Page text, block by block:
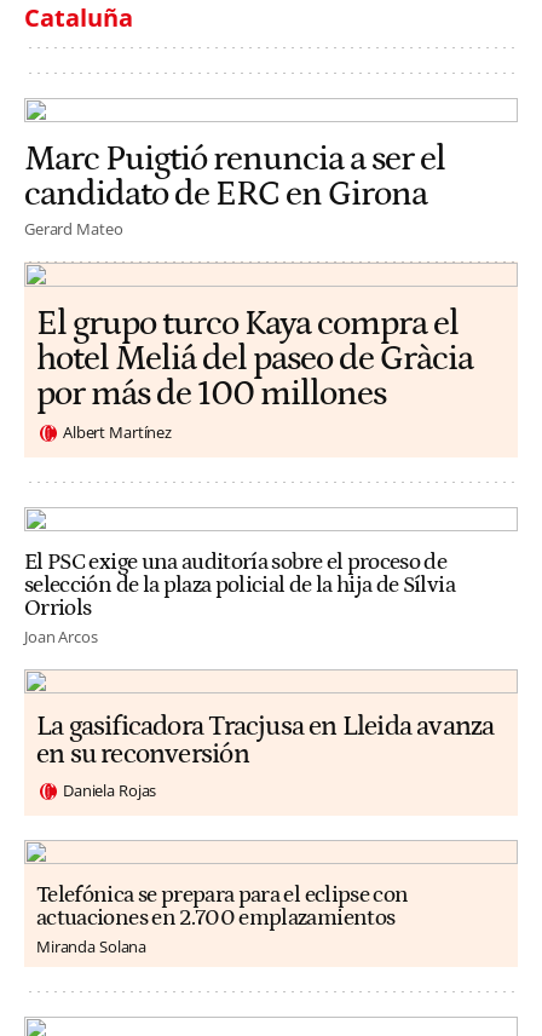
Cataluña
Marc Puigtió renuncia a ser el
candidato de ERC en Girona
Gerard Mateo
El grupo turco Kaya compra el
hotel Meliá del paseo de Gràcia
por más de 100 millones
Albert Martínez
El PSC exige una auditoría sobre el proceso de
selección de la plaza policial de la hija de Sílvia
Orriols
Joan Arcos
La gasificadora Tracjusa en Lleida avanza
en su reconversión
Daniela Rojas
Telefónica se prepara para el eclipse con
actuaciones en 2.700 emplazamientos
Miranda Solana